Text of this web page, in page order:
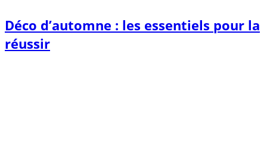
Déco d’automne : les essentiels pour la
réussir